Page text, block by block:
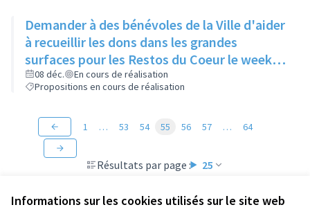
Informations sur les cookies utilisés sur le site web
Demander à des bénévoles de la Ville d'aider
à recueillir les dons dans les grandes
surfaces pour les Restos du Coeur le week-
end de la grande collecte afin d'augmenter
le nombre de points de collecte.
08 déc.
En cours de réalisation
Propositions en cours de réalisation
Résultats par page : 25
1 … 53 54 55 56 57 … 64